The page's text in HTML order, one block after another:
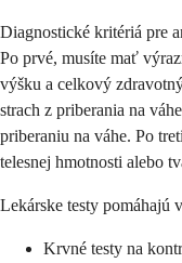
Diagnostické kritériá pre
Po prvé, musíte mať
výšku a celkový
strach z priberania na
priberaniu na váhe. Po
telesnej hmotnosti alebo
Lekárske testy
Krvné testy na